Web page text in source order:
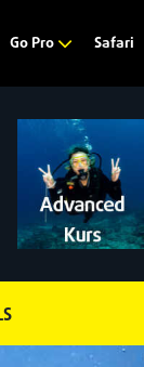
Go Pro Safari